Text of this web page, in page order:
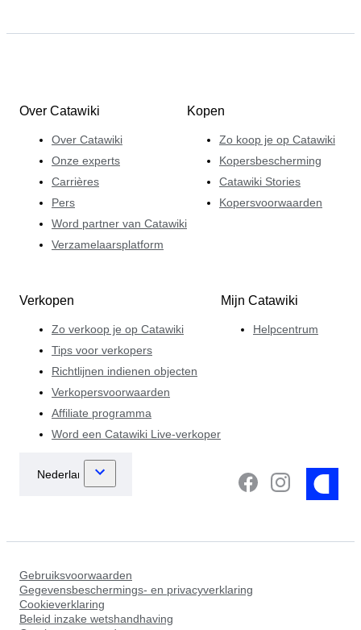
Over Catawiki
Over Catawiki
Onze experts
Carrières
Pers
Word partner van Catawiki
Verzamelaarsplatform
Kopen
Zo koop je op Catawiki
Kopersbescherming
Catawiki Stories
Kopersvoorwaarden
Verkopen
Zo verkoop je op Catawiki
Tips voor verkopers
Richtlijnen indienen objecten
Verkopersvoorwaarden
Affiliate programma
Word een Catawiki Live-verkoper
Mijn Catawiki
Helpcentrum
Gebruiksvoorwaarden
Gegevensbeschermings- en privacyverklaring
Cookieverklaring
Beleid inzake wetshandhaving